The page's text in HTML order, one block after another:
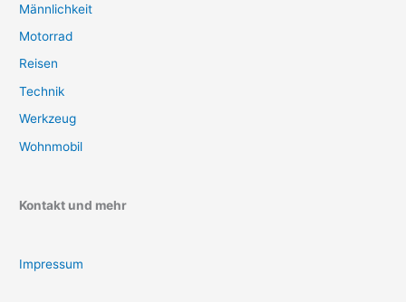
Männlichkeit
Motorrad
Reisen
Technik
Werkzeug
Wohnmobil
Kontakt und mehr
Impressum